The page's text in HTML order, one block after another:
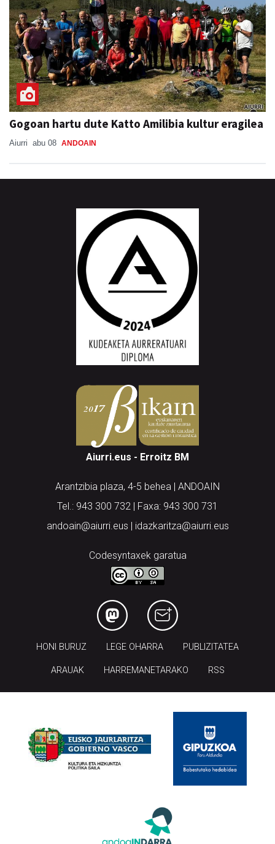
Gogoan hartu dute Katto Amilibia kultur eragilea
Aiurri abu 08 ANDOAIN
Aiurri.eus - Erroitz BM
Arantzibia plaza, 4-5 behea | ANDOAIN
Tel.: 943 300 732 | Faxa: 943 300 731
andoain@aiurri.eus | idazkaritza@aiurri.eus
Codesyntaxek garatua
HONI BURUZ LEGE OHARRA PUBLIZITATEA
ARAUAK HARREMANETARAKO RSS